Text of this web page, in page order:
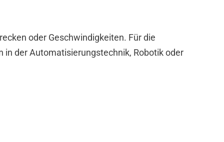
oder Geschwindigkeiten. Für die
der Automatisierungstechnik, Robotik oder